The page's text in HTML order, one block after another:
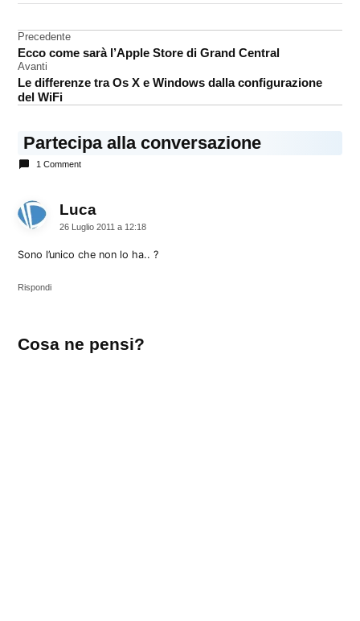
Os X
10.6.8
Navigazione
articoli
Precedente
Ecco come sarà l’Apple Store di Grand Central
Avanti
Le differenze tra Os X e Windows dalla configurazione
del WiFi
Partecipa alla conversazione
1 Comment
Luca
26 Luglio 2011 a 12:18
Sono l’unico che non lo ha.. ?
Rispondi
un
Cosa ne pensi?